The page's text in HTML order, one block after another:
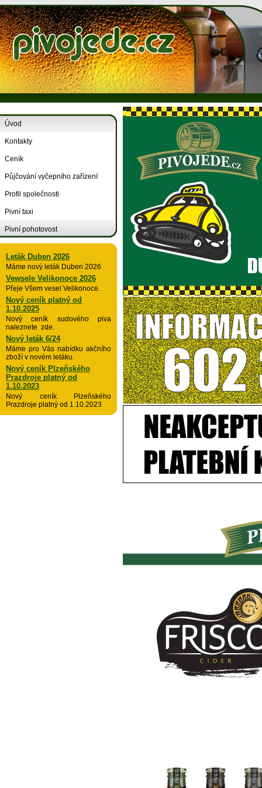
Úvod
Kontakty
Ceník
Půjčování vyčepního zařízení
Profil společnosti
Pivní taxi
Pivní pohotovost
Leták Duben 2026
Máme nový leták Duben 2026
Vewsele Velikonoce 2026
Přeje Všem vesel Velikonoce.
Nový ceník platný od
1.10.2025
Nový ceník sudového piva
naleznete zde.
Nový leták 6/24
Máme pro Vás nabídku akčního
zboží v novém letáku.
Nový ceník Plzeňského
Prazdroje platný od
1.10.2023
Nový ceník Plzeňského
Prazdroje platný od 1.10.2023